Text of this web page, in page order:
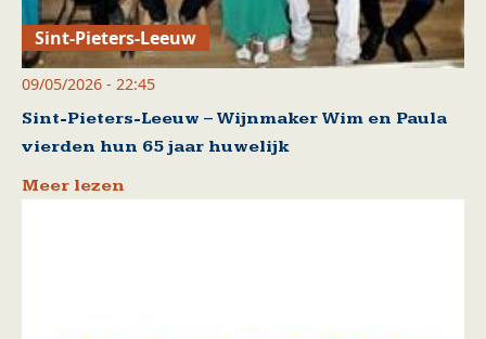
Sint-Pieters-Leeuw
09/05/2026 - 22:45
Sint-Pieters-Leeuw – Wijnmaker Wim en Paula
vierden hun 65 jaar huwelijk
Meer lezen